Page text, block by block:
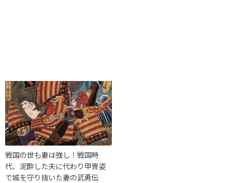
戦国の世も妻は強し！戦国時
代、泥酔した夫に代わり甲冑姿
で城を守り抜いた妻の武勇伝